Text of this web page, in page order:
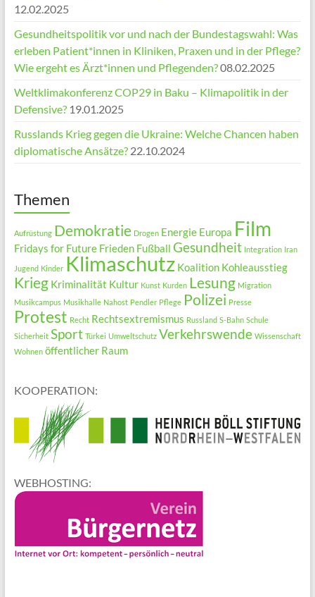
12.02.2025
Gesundheitspolitik vor und nach der Bundestagswahl: Was
erleben Patient*innen in Kliniken, Praxen und in der Pflege?
Wie ergeht es Ärzt*innen und Pflegenden?08.02.2025
Weltklimakonferenz COP29 in Baku – Klimapolitik in der
Defensive? 19.01.2025
Russlands Krieg gegen die Ukraine: Welche Chancen haben
diplomatische Ansätze? 22.10.2024
Themen
Aufrüstung Demokratie Drogen Energie Europa Film
Fridays for Future Frieden Fußball Gesundheit Integration Iran
Jugend Kinder Klimaschutz Koalition Kohleausstieg
Krieg Kriminalität Kultur Kunst Kurden Lesung Migration
Musikcampus Musikhalle Nahost Pendler Pflege Polizei Presse
Protest Recht Rechtsextremismus Russland S-Bahn Schule
Sicherheit Sport Türkei Umweltschutz Verkehrswende Wissenschaft
Wohnen öffentlicher Raum
KOOPERATION:
WEBHOSTING: